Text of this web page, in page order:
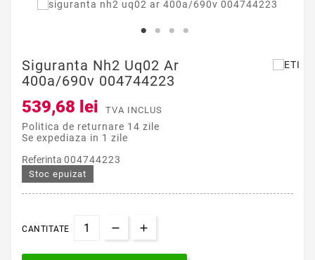
Siguranta Nh2 Uq02 Ar
400a/690v 004744223
539,68 lei TVA INCLUS
Politica de returnare 14 zile
Se expediaza in 1 zile
Referinta 004744223
Stoc epuizat
CANTITATE